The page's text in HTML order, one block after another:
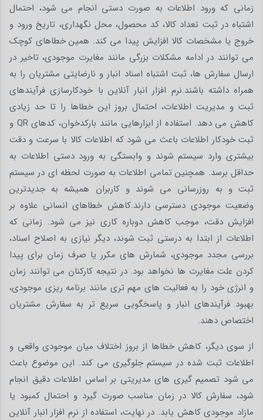
زمانی که ورود اطلاعات به صورت دستی انجام می شود، احتمال
اشتباه در ثبت تعداد کالا، کد محصول، محل نگهداری، تاریخ ورود و
خروج یا مشخصات کالا افزایش پیدا می کند. همین خطاهای کوچک
می توانند در ادامه مشکلات بزرگی مانند مغایرت موجودی، تاخیر در
ارسال سفارش ها، ثبت اشتباه اسناد انبار و نارضایتی مشتریان را به
همراه داشته باشند.نرم افزار انبار آنلاین با خودکارسازی فرآیندهای
ثبت و مدیریت اطلاعات، احتمال بروز این خطاها را تا حد زیادی
کاهش می دهد. استفاده از ابزارهایی مانند بارکدخوان، کدهای QR و
ثبت خودکار اطلاعات باعث می شود که اطلاعات کالا با سرعت و دقت
بیشتری وارد سیستم شوند و وابستگی به ورود دستی اطلاعات به
حداقل برسد. همچنین تمامی اطلاعات به صورت لحظه ای در سیستم
ثبت و به روزرسانی می شوند و کاربران همیشه به جدیدترین
وضعیت موجودی دسترسی دارند.کاهش خطاهای انسانی علاوه بر
افزایش دقت، موجب کاهش دوباره کاری نیز می شود. زمانی که
اطلاعات از ابتدا به درستی ثبت شوند، دیگر نیازی به اصلاح اسناد،
بررسی مجدد موجودی، شمارش های مکرر یا صرف زمان برای پیدا
کردن علت مغایرت ها نخواهد بود. در نتیجه کارکنان می توانند زمان
و انرژی خود را به فعالیت های مهم تری مانند برنامه ریزی موجودی،
بهبود فرآیندهای انبار و پاسخگویی سریع تر به سفارش مشتریان
اختصاص دهند.
از سوی دیگر، کاهش خطاها از بروز اختلاف میان موجودی واقعی و
اطلاعات ثبت شده در سیستم جلوگیری می کند. این موضوع باعث
می شود تصمیم گیری های مدیریتی بر اساس اطلاعات دقیق انجام
شود، سفارش کالا در زمان مناسب صورت گیرد و احتمال کمبود یا
مازاد موجودی کاهش یابد. در نهایت، استفاده از نرم افزار انبار آنلاین